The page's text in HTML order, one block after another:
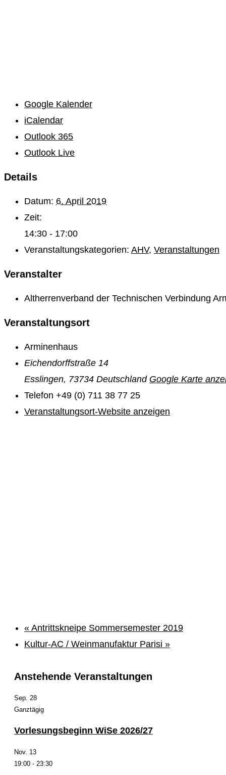
Google Kalender
iCalendar
Outlook 365
Outlook Live
Details
Datum: 6. April 2019
Zeit:
14:30 - 17:00
Veranstaltungskategorien: AHV, Veranstaltungen
Veranstalter
Altherrenverband der Technischen Verbindung
Veranstaltungsort
Arminenhaus
Eichendorffstraße 14
Esslingen, 73734 Deutschland Google Karte
Telefon +49 (0) 711 38 77 25
Veranstaltungsort-Website anzeigen
« Antrittskneipe Sommersemester 2019
Kultur-AC / Weinmanufaktur Parisi »
Anstehende Veranstaltungen
Sep. 28
Ganztägig
Vorlesungsbeginn WiSe 2026/27
Nov. 13
19:00 - 23:30